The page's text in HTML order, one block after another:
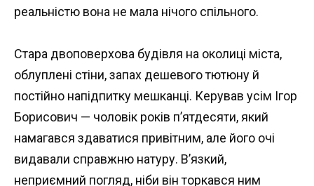
реальністю вона не мала нічого спільного.
Стара двоповерхова будівля на околиці міста,
облуплені стіни, запах дешевого тютюну й
постійно напідпитку мешканці. Керував усім Ігор
Борисович — чоловік років п’ятдесяти, який
намагався здаватися привітним, але його очі
видавали справжню натуру. В’язкий,
неприємний погляд, ніби він торкався ним